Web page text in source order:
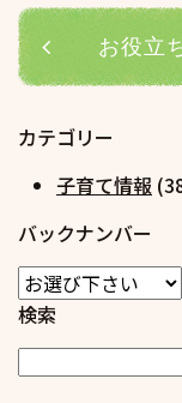
お役立
カテゴリー
子育て情報
バックナンバー
検索